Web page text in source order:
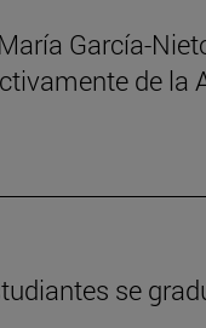
García-
de la
se